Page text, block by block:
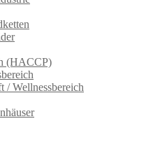
(HACCP)
/ Wellnessbereich